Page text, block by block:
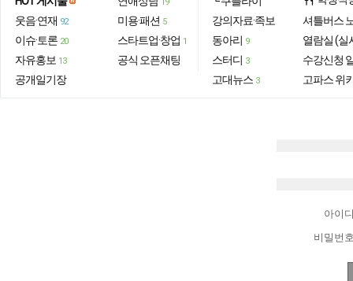
웃음·연재 92
이슈·토론 20
자유홍보 13
공개일기장
미용·패션 5
스타트업·창업 1
공식 오픈채팅
강의자료·족보
동아리 9
스터디 3
고대뉴스 3
셔틀버스
열람실 (실
수강신청
고파스 위
아이
비밀번